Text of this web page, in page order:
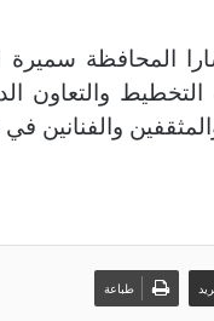
المحافظة سميرة
والتعاون
والفنانين
طباعة
مجلس